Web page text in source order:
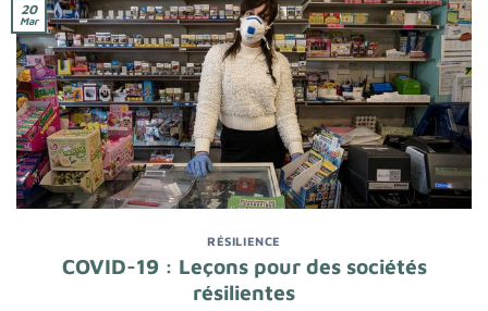
20
Mar
RÉSILIENCE
COVID-19 : Leçons pour des sociétés
résilientes